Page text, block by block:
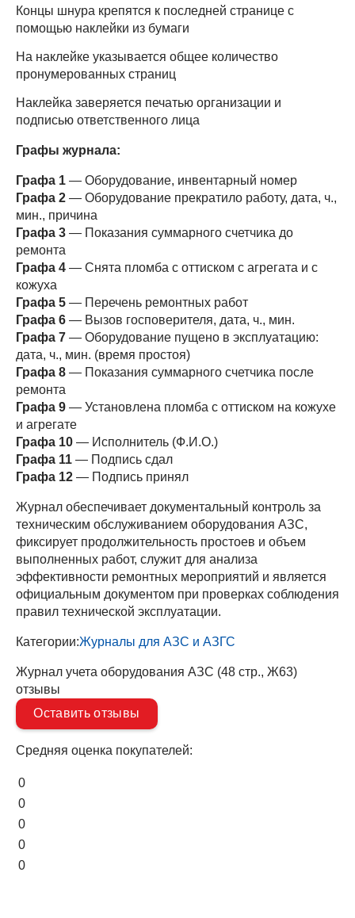
Концы шнура крепятся к последней странице с
помощью наклейки из бумаги
На наклейке указывается общее количество
пронумерованных страниц
Наклейка заверяется печатью организации и
подписью ответственного лица
Графы журнала:
Графа 1 — Оборудование, инвентарный номер
Графа 2 — Оборудование прекратило работу, дата, ч.,
мин., причина
Графа 3 — Показания суммарного счетчика до
ремонта
Графа 4 — Снята пломба с оттиском с агрегата и с
кожуха
Графа 5 — Перечень ремонтных работ
Графа 6 — Вызов госповерителя, дата, ч., мин.
Графа 7 — Оборудование пущено в эксплуатацию:
дата, ч., мин. (время простоя)
Графа 8 — Показания суммарного счетчика после
ремонта
Графа 9 — Установлена пломба с оттиском на кожухе
и агрегате
Графа 10 — Исполнитель (Ф.И.О.)
Графа 11 — Подпись сдал
Графа 12 — Подпись принял
Журнал обеспечивает документальный контроль за
техническим обслуживанием оборудования АЗС,
фиксирует продолжительность простоев и объем
выполненных работ, служит для анализа
эффективности ремонтных мероприятий и является
официальным документом при проверках соблюдения
правил технической эксплуатации.
Категории:Журналы для АЗС и АЗГС
Журнал учета оборудования АЗС (48 стр., Ж63)
отзывы
Оставить отзывы
Средняя оценка покупателей:
0
0
0
0
0